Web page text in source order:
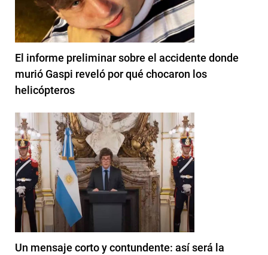
El informe preliminar sobre el accidente donde
murió Gaspi reveló por qué chocaron los
helicópteros
Un mensaje corto y contundente: así será la